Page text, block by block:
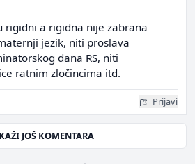
rigidni a rigidna nije zabrana
jezik, niti proslava
dana RS, niti
ratnim zločincima itd.
Prijavi
JOŠ KOMENTARA